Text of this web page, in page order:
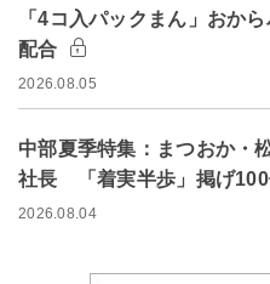
「4コ入パックまん」おか
配合
2026.08.05
中部夏季特集：まつおか・
社長 「着実半歩」掲げ
2026.08.04